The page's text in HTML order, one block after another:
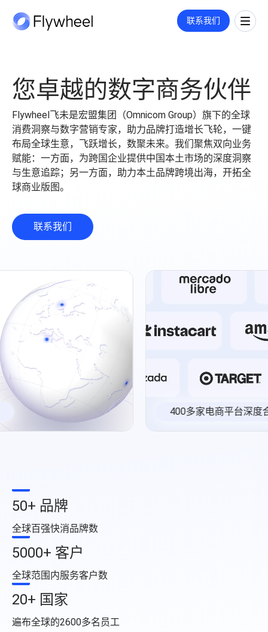
COMMERCE CLOUD
市场情报
市场份额
社媒监测
用户反馈
数字货架
零售洞察
搜索
展示与视频
零售运营
内容优化
费用收回
目录维护
高级零售分析
制需求。
了解更多
业绩衡量
市场进入
指标监测
价格策略
广告代投
程序化展示广告&视频广告
Amazon营销云（AMC）
零售卓越
供应链与物流
全球销售
内容聚合支持
识相结合，帮助您更快地发展。
了解更多
盈利能力与产品组合评估
洞察
洞察文章
企业动态
公司介绍
关于我们
职业机会
招聘
联系我们
您卓越的数字商务伙伴
Flywheel飞未是宏盟集团（Omnicom Group）旗下的全球
消费洞察与数字营销专家，助力品牌打造增长飞轮，一键
布局全球生意，飞跃增长，数聚未来。我们聚焦双向业务
赋能：一方面，为跨国企业提供中国本土市场的深度洞察
与生意追踪；另一方面，助力本土品牌跨境出海，开拓全
球商业版图。
联系我们
400多家电商平台深度合作
50+ 品牌
全球百强快消品牌数
5000+ 客户
全球范围内服务客户数
20+ 国家
遍布全球的2600多名员工
产品强大